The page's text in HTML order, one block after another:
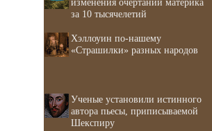
за 10 тысячелетий
Хэллоуин по-нашему
«Страшилки» разных народов
Ученые установили истинного
автора пьесы, приписываемой
Шекспиру